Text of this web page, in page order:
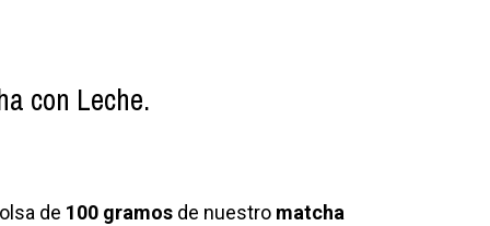
con Leche.
de 100 gramos de nuestro matcha